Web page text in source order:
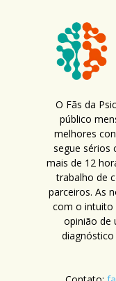
O Fãs da
público
melhores
segue sérios
mais de 12
trabalho de
parceiros. As
com o intuito
opinião de